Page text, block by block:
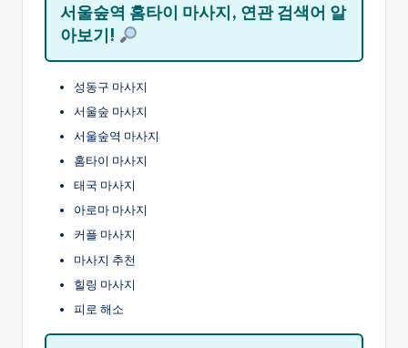
서울숲역 홈타이 마사지, 연관 검색어 알
아보기!
성동구 마사지
서울숲 마사지
서울숲역 마사지
홈타이 마사지
태국 마사지
아로마 마사지
커플 마사지
마사지 추천
힐링 마사지
피로 해소